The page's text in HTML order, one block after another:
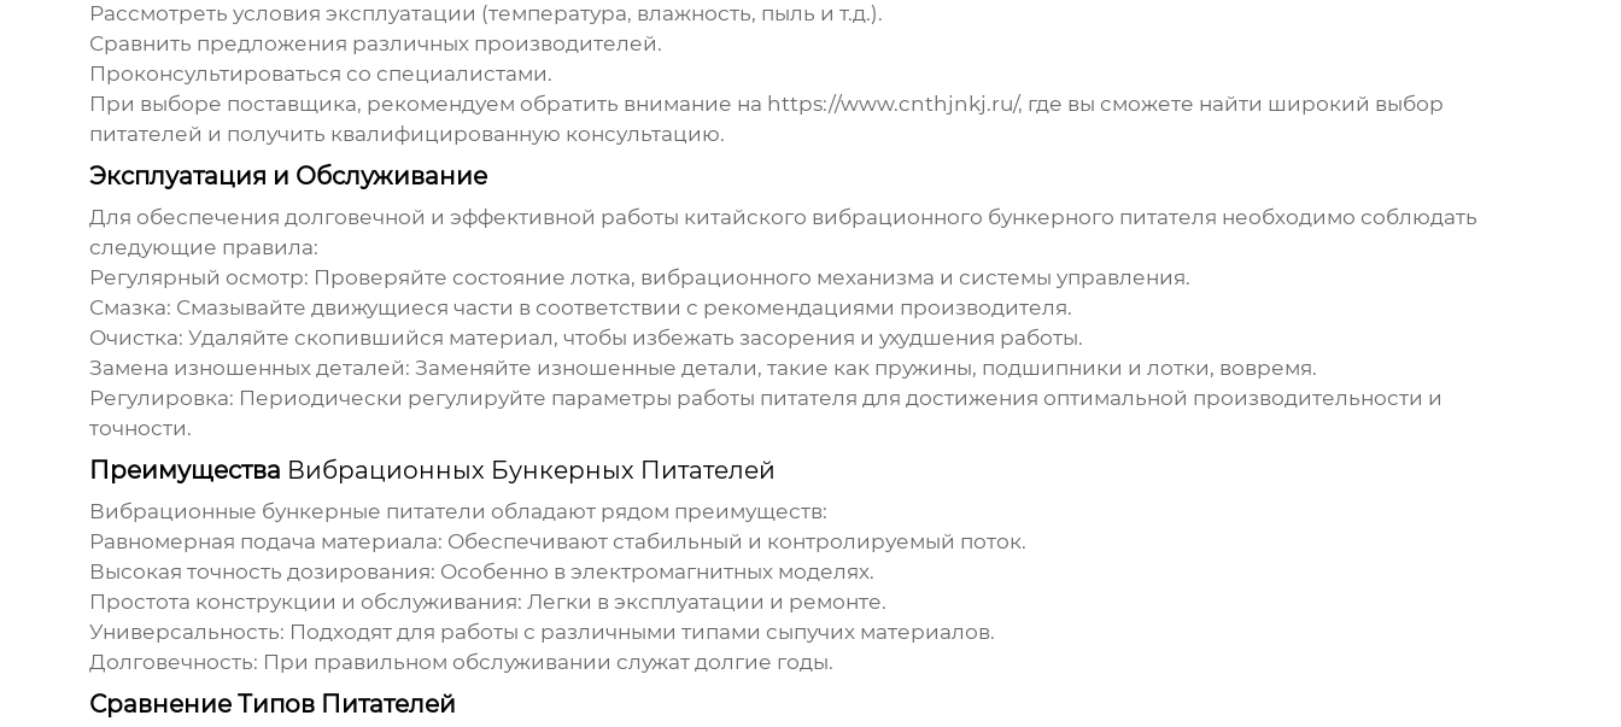
Рассмотреть условия эксплуатации (температура, влажность, пыль и т.д.).
Сравнить предложения различных производителей.
Проконсультироваться со специалистами.
При выборе поставщика, рекомендуем обратить внимание на https://www.cnthjnkj.ru/, где вы сможете найти широкий выбор
питателей и получить квалифицированную консультацию.
Эксплуатация и Обслуживание
Для обеспечения долговечной и эффективной работы китайского вибрационного бункерного питателя необходимо соблюдать
следующие правила:
Регулярный осмотр: Проверяйте состояние лотка, вибрационного механизма и системы управления.
Смазка: Смазывайте движущиеся части в соответствии с рекомендациями производителя.
Очистка: Удаляйте скопившийся материал, чтобы избежать засорения и ухудшения работы.
Замена изношенных деталей: Заменяйте изношенные детали, такие как пружины, подшипники и лотки, вовремя.
Регулировка: Периодически регулируйте параметры работы питателя для достижения оптимальной производительности и
точности.
Преимущества Вибрационных Бункерных Питателей
Вибрационные бункерные питатели обладают рядом преимуществ:
Равномерная подача материала: Обеспечивают стабильный и контролируемый поток.
Высокая точность дозирования: Особенно в электромагнитных моделях.
Простота конструкции и обслуживания: Легки в эксплуатации и ремонте.
Универсальность: Подходят для работы с различными типами сыпучих материалов.
Долговечность: При правильном обслуживании служат долгие годы.
Сравнение Типов Питателей